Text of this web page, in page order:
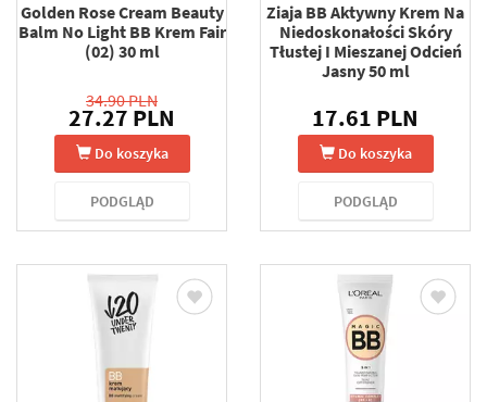
Golden Rose Cream Beauty
Balm No Light BB Krem Fair
(02) 30 ml
34.90 PLN
27.27 PLN
Do koszyka
PODGLĄD
Ziaja BB Aktywny Krem Na
Niedoskonałości Skóry
Tłustej I Mieszanej Odcień
Jasny 50 ml
17.61 PLN
Do koszyka
PODGLĄD